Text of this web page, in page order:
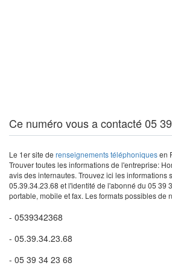
Ce numéro vous a contacté 05
Le 1er site de renseignements téléphoniquesen
Trouver toutes les informations de l'entreprise:
avis des internautes. Trouvez ici les informations
05.39.34.23.68 et l'identité de l'abonné du 05 39
portable, mobile et fax. Les formats possibles de
- 0539342368
- 05.39.34.23.68
- 05 39 34 23 68